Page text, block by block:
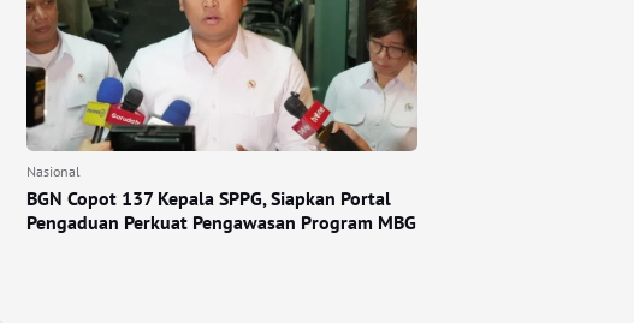
Nasional
BGN Copot 137 Kepala SPPG, Siapkan Portal
Pengaduan Perkuat Pengawasan Program MBG